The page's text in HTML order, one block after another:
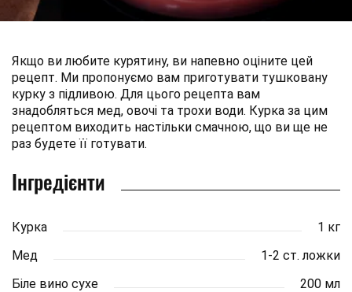
Якщо ви любите курятину, ви напевно оціните цей
рецепт. Ми пропонуємо вам приготувати тушковану
курку з підливою. Для цього рецепта вам
знадобляться мед, овочі та трохи води. Курка за цим
рецептом виходить настільки смачною, що ви ще не
раз будете її готувати.
Інгредієнти
Курка
1 кг
Мед
1-2 ст. ложки
Біле вино сухе
200 мл